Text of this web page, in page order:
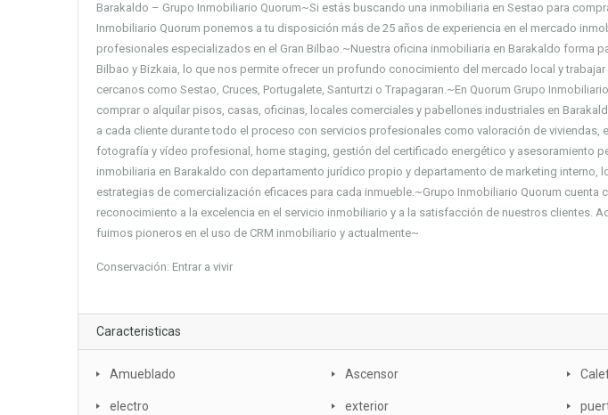
Barakaldo – Grupo Inmobiliario Quorum~Si estás buscando una inmobiliaria en Sestao para
Inmobiliario Quorum ponemos a tu disposición más de 25 años de experiencia en el mercado
profesionales especializados en el Gran Bilbao.~Nuestra oficina inmobiliaria en Barakaldo forma
Bilbao y Bizkaia, lo que nos permite ofrecer un profundo conocimiento del mercado local y
cercanos como Sestao, Cruces, Portugalete, Santurtzi o Trapagaran.~En Quorum Grupo
comprar o alquilar pisos, casas, oficinas, locales comerciales y pabellones industriales en
a cada cliente durante todo el proceso con servicios profesionales como valoración de viviendas,
fotografía y vídeo profesional, home staging, gestión del certificado energético y asesoramiento
inmobiliaria en Barakaldo con departamento jurídico propio y departamento de marketing interno,
estrategias de comercialización eficaces para cada inmueble.~Grupo Inmobiliario Quorum cuenta
reconocimiento a la excelencia en el servicio inmobiliario y a la satisfacción de nuestros clientes.
fuimos pioneros en el uso de CRM inmobiliario y actualmente~
Conservación: Entrar a vivir
Caracteristicas
Amueblado Ascensor
electro exterior